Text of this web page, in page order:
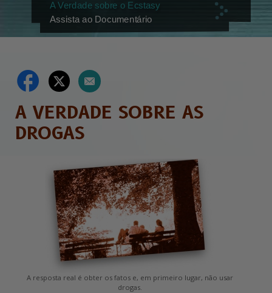
A Verdade sobre o Ecstasy
Assista ao Documentário
A VERDADE SOBRE AS
DROGAS
A resposta real é obter os fatos e, em primeiro lugar, não usar
drogas.